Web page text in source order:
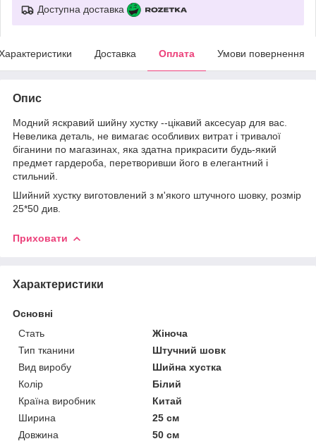
Доступна доставка
Доставка Оплата Умови повернення
Опис
Модний яскравий шийну хустку --цікавий аксесуар для вас.
Невелика деталь, не вимагає особливих витрат і тривалої
біганини по магазинах, яка здатна прикрасити будь-який
предмет гардероба, перетворивши його в елегантний і
стильний.
Шийний хустку виготовлений з м'якого штучного шовку, розмір
25*50 див.
Приховати
Характеристики
Основні
Стать
Жіноча
Тип тканини
Штучний шовк
Вид виробу
Шийна хустка
Колір
Білий
Країна виробник
Китай
Ширина
25 см
Довжина
50 см